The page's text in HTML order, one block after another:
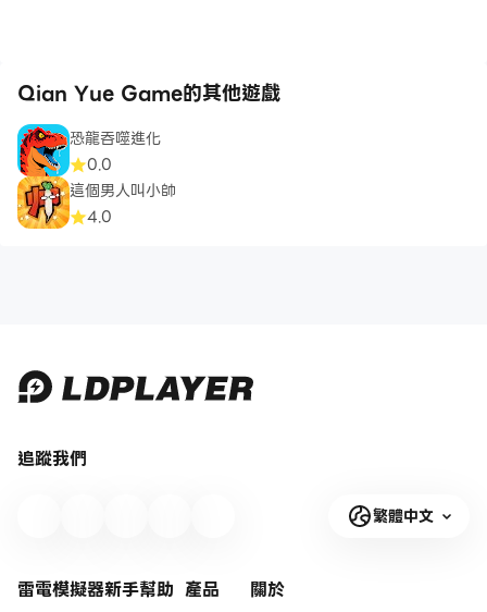
Qian Yue Game的其他遊戲
恐龍吞噬進化
0.0
這個男人叫小帥
4.0
追蹤我們
繁體中文
雷電模擬器新手幫助 產品 關於